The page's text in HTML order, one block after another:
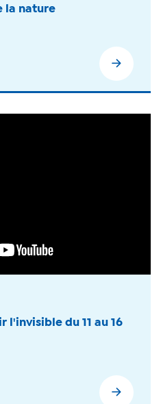
la nature
l'invisible du 11 au 16